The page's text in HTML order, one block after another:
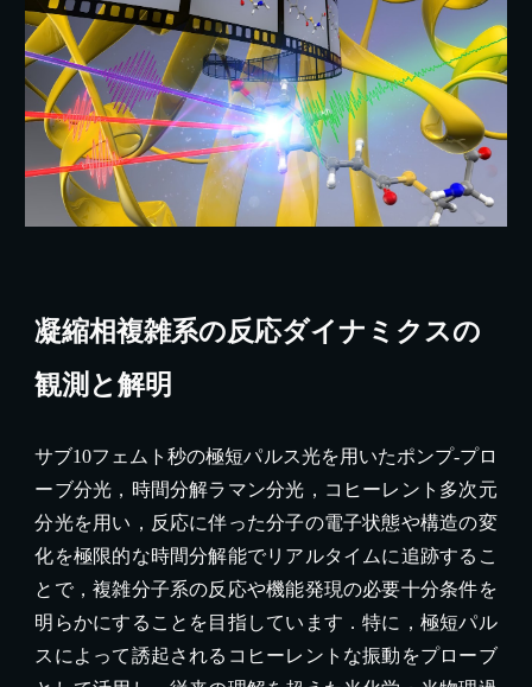
凝縮相複雑系の反応ダイナミクスの
観測と解明
サブ10フェムト秒の極短パルス光を用いたポンプ-プロ
ーブ分光，時間分解ラマン分光，コヒーレント多次元
分光を用い，反応に伴った分子の電子状態や構造の変
化を極限的な時間分解能でリアルタイムに追跡するこ
とで，複雑分子系の反応や機能発現の必要十分条件を
明らかにすることを目指しています．特に，極短パル
スによって誘起されるコヒーレントな振動をプローブ